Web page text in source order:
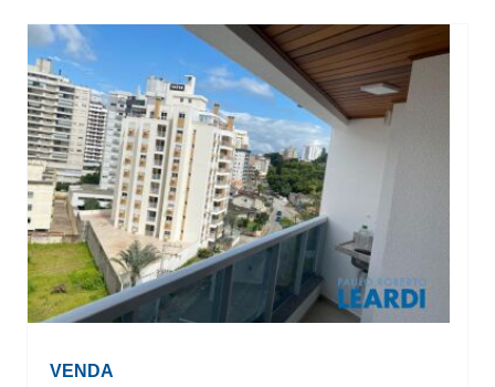
VENDA